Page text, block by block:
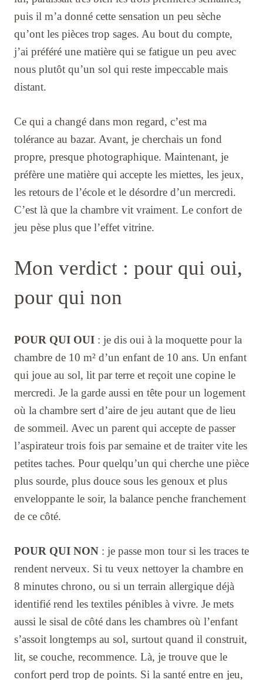
puis il m’a donné cette sensation un peu sèche
qu’ont les pièces trop sages. Au bout du compte,
j’ai préféré une matière qui se fatigue un peu avec
nous plutôt qu’un sol qui reste impeccable mais
distant.
Ce qui a changé dans mon regard, c’est ma
tolérance au bazar. Avant, je cherchais un fond
propre, presque photographique. Maintenant, je
préfère une matière qui accepte les miettes, les jeux,
les retours de l’école et le désordre d’un mercredi.
C’est là que la chambre vit vraiment. Le confort de
jeu pèse plus que l’effet vitrine.
Mon verdict : pour qui oui,
pour qui non
POUR QUI OUI : je dis oui à la moquette pour la
chambre de 10 m² d’un enfant de 10 ans. Un enfant
qui joue au sol, lit par terre et reçoit une copine le
mercredi. Je la garde aussi en tête pour un logement
où la chambre sert d’aire de jeu autant que de lieu
de sommeil. Avec un parent qui accepte de passer
l’aspirateur trois fois par semaine et de traiter vite les
petites taches. Pour quelqu’un qui cherche une pièce
plus sourde, plus douce sous les genoux et plus
enveloppante le soir, la balance penche franchement
de ce côté.
POUR QUI NON : je passe mon tour si les traces te
rendent nerveux. Si tu veux nettoyer la chambre en
8 minutes chrono, ou si un terrain allergique déjà
identifié rend les textiles pénibles à vivre. Je mets
aussi le sisal de côté dans les chambres où l’enfant
s’assoit longtemps au sol, surtout quand il construit,
lit, se couche, recommence. Là, je trouve que le
confort perd trop de points. Si la santé entre en jeu,